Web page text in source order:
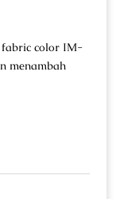
fabric color IM-
menambah